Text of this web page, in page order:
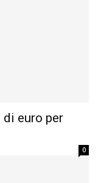
di euro per
0